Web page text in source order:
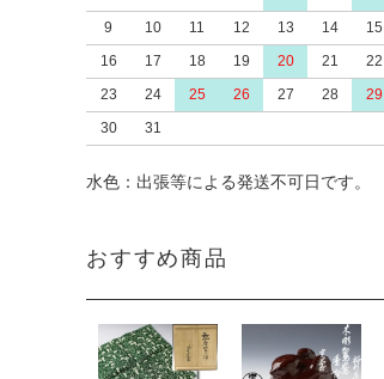
9
10 11 12 13 14
15
16
17 18 19 20 21
22
23
24 25 26 27 28
29
30
31
水色：出張等による発送不可日です。
おすすめ商品